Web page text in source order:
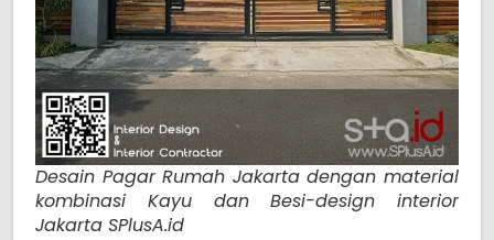
Desain Pagar Rumah Jakarta dengan material
kombinasi Kayu dan Besi-design interior
Jakarta SPlusA.id